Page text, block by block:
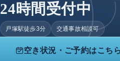
24時間受付中
戸塚駅徒歩3分 交通事故相談可
空き状況・ご予約はこち